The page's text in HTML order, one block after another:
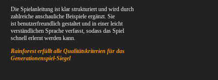
Die Spielanleitung ist klar strukturiert und wird durch
zahlreiche anschauliche Beispiele ergänzt. Sie
ist benutzerfreundlich gestaltet und in einer leicht
verständlichen Sprache verfasst, sodass das Spiel
schnell erlernt werden kann.
Rainforest erfüllt alle Qualitätskriterien für das
Generationenspiel-Siegel